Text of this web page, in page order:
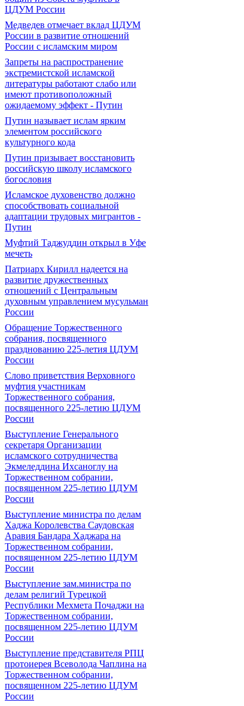
ЦДУМ России
Медведев отмечает вклад ЦДУМ
России в развитие отношений
России с исламским миром
Запреты на распространение
экстремистской исламской
литературы работают слабо или
имеют противоположный
ожидаемому эффект - Путин
Путин называет ислам ярким
элементом российского
культурного кода
Путин призывает восстановить
российскую школу исламского
богословия
Исламское духовенство должно
способствовать социальной
адаптации трудовых мигрантов -
Путин
Муфтий Таджуддин открыл в Уфе
мечеть
Патриарх Кирилл надеется на
развитие дружественных
отношений с Центральным
духовным управлением мусульман
России
Обращение Торжественного
собрания, посвященного
празднованию 225-летия ЦДУМ
России
Слово приветствия Верховного
муфтия участникам
Торжественного собрания,
посвященного 225-летию ЦДУМ
России
Выступление Генерального
секретаря Организации
исламского сотрудничества
Экмеледдина Ихсаноглу на
Торжественном собрании,
посвященном 225-летию ЦДУМ
России
Выступление министра по делам
Хаджа Королевства Саудовская
Аравия Бандара Хаджара на
Торжественном собрании,
посвященном 225-летию ЦДУМ
России
Выступление зам.министра по
делам религий Турецкой
Республики Мехмета Почаджи на
Торжественном собрании,
посвященном 225-летию ЦДУМ
России
Выступление представителя РПЦ
протоиерея Всеволода Чаплина на
Торжественном собрании,
посвященном 225-летию ЦДУМ
России